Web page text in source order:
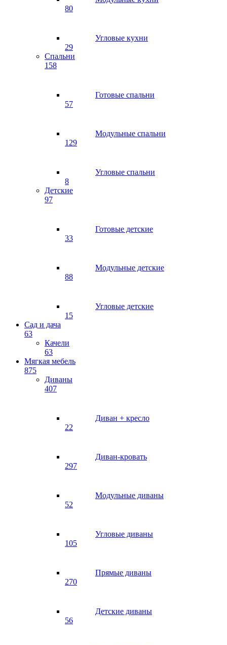
80
Угловые кухни
29
Спальни
158
Готовые спальни
57
Модульные спальни
129
Угловые спальни
8
Детские
97
Готовые детские
33
Модульные детские
88
Угловые детские
15
Сад и дача
63
Качели
63
Мягкая мебель
875
Диваны
407
Диван + кресло
22
Диван-кровать
297
Модульные диваны
52
Угловые диваны
105
Прямые диваны
270
Детские диваны
56